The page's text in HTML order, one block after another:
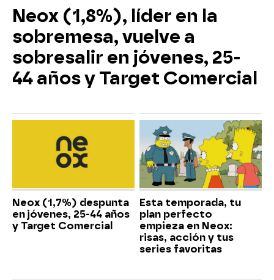
Neox (1,8%), líder en la
sobremesa, vuelve a
sobresalir en jóvenes, 25-
44 años y Target Comercial
Neox (1,7%) despunta
en jóvenes, 25-44 años
y Target Comercial
Esta temporada, tu
plan perfecto
empieza en Neox:
risas, acción y tus
series favoritas